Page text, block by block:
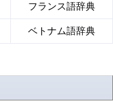
フランス語辞典
ベトナム語辞典